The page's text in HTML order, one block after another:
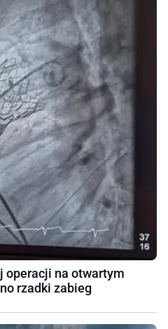
operacji na otwartym
rzadki zabieg